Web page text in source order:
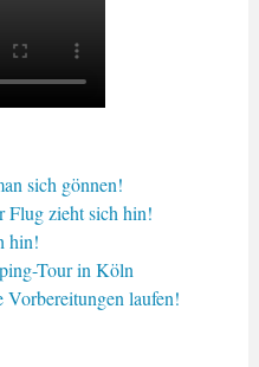
sich gönnen!
Flug zieht sich hin!
hin!
Tour in Köln
Vorbereitungen laufen!